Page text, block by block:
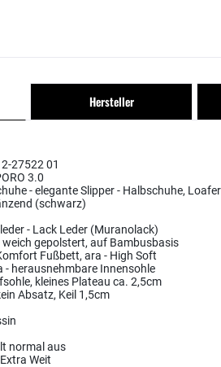
Hersteller
27522 01
3.0
- elegante Slipper - Halbschuhe, Loafer
(schwarz)
- Lack Leder (Muranolack)
weich gepolstert, auf Bambusbasis
Fußbett, ara - High Soft
- herausnehmbare Innensohle
kleines Plateau ca. 2,5cm
Absatz, Keil 1,5cm
normal aus
Weit